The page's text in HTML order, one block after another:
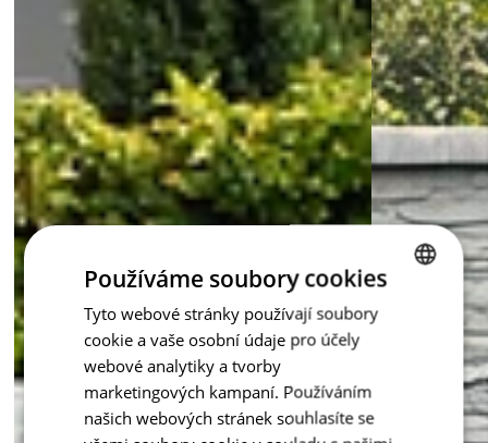
CZECH
Používáme soubory cookies
Tyto webové stránky používají soubory
cookie a vaše osobní údaje pro účely
webové analytiky a tvorby
marketingových kampaní. Používáním
našich webových stránek souhlasíte se